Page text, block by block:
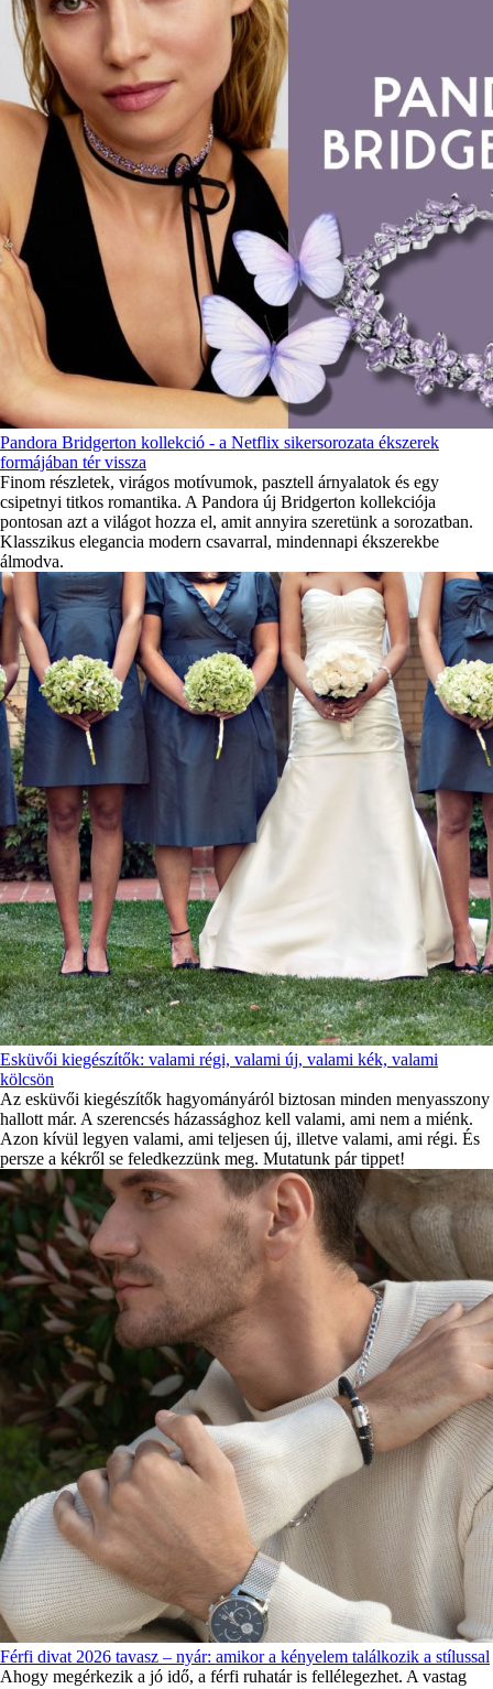
Pandora Bridgerton kollekció - a Netflix sikersorozata ékszerek
formájában tér vissza
Finom részletek, virágos motívumok, pasztell árnyalatok és egy
csipetnyi titkos romantika. A Pandora új Bridgerton kollekciója
pontosan azt a világot hozza el, amit annyira szeretünk a sorozatban.
Klasszikus elegancia modern csavarral, mindennapi ékszerekbe
álmodva.
Esküvői kiegészítők: valami régi, valami új, valami kék, valami
kölcsön
Az esküvői kiegészítők hagyományáról biztosan minden menyasszony
hallott már. A szerencsés házassághoz kell valami, ami nem a miénk.
Azon kívül legyen valami, ami teljesen új, illetve valami, ami régi. És
persze a kékről se feledkezzünk meg. Mutatunk pár tippet!
Férfi divat 2026 tavasz – nyár: amikor a kényelem találkozik a stílussal
Ahogy megérkezik a jó idő, a férfi ruhatár is fellélegezhet. A vastag